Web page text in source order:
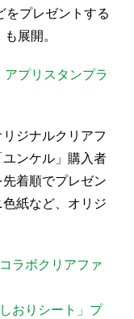
をプレゼントする
展開。
アプリスタンプラ
ジナルクリアフ
ンケル」購入者
着順でプレゼン
紙など、オリジ
ラボクリアファ
おりシート」プ